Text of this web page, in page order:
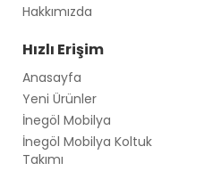
Hakkımızda
Hızlı Erişim
Anasayfa
Yeni Ürünler
İnegöl Mobilya
İnegöl Mobilya Koltuk
Takımı